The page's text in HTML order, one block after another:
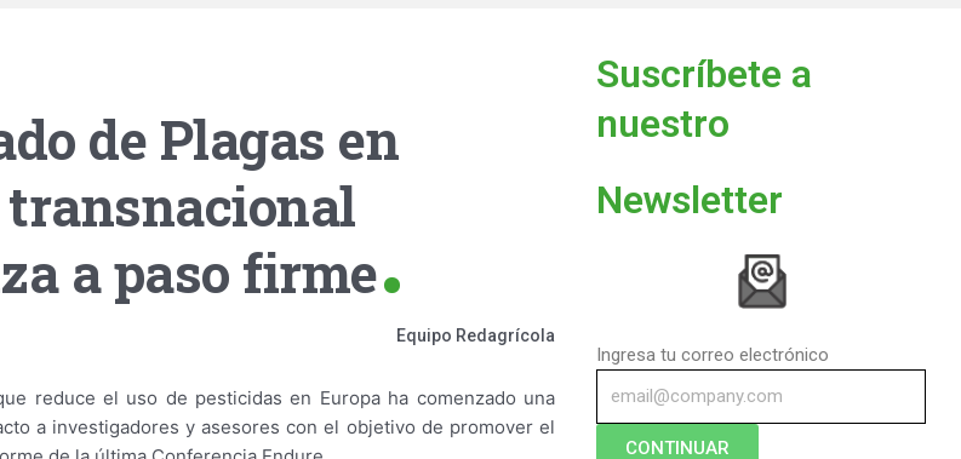
de Plagas en
transnacional
a paso firme
Equipo Redagrícola
reduce el uso de pesticidas en Europa ha comenzado una
a investigadores y asesores con el objetivo de promover el
Suscríbete a
nuestro
Newsletter
Ingresa tu correo electrónico
CONTINUAR